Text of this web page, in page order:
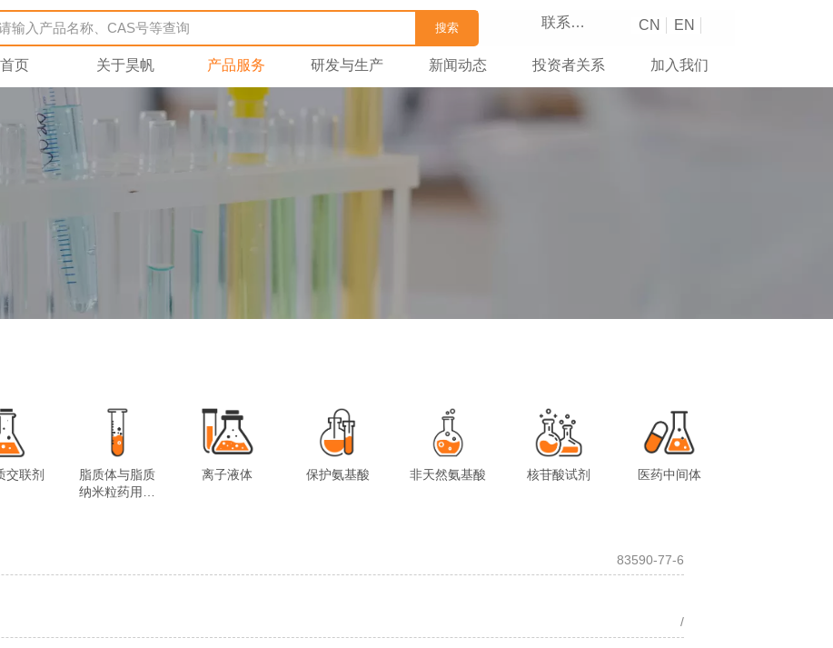
搜索 联系我们 CN EN
首页 关于昊帆 产品服务 研发与生产 新闻动态 投资者关系 加入我们
交联剂
脂质体与脂质
纳米粒药用试
离子液体 保护氨基酸 非天然氨基酸 核苷酸试剂 医药中间体
83590-77-6
/